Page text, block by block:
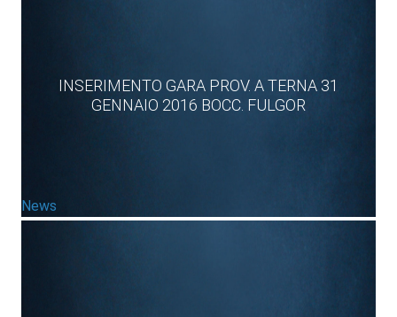
INSERIMENTO GARA PROV. A TERNA 31
GENNAIO 2016 BOCC. FULGOR
News